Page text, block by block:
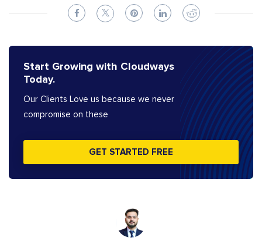
Start Growing with Cloudways
Today.
Our Clients Love us because we never
compromise on these
GET STARTED FREE